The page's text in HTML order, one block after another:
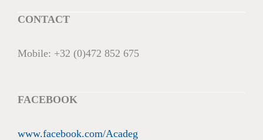
CONTACT
Mobile: +32 (0)472 852 675
FACEBOOK
www.facebook.com/Acadeg